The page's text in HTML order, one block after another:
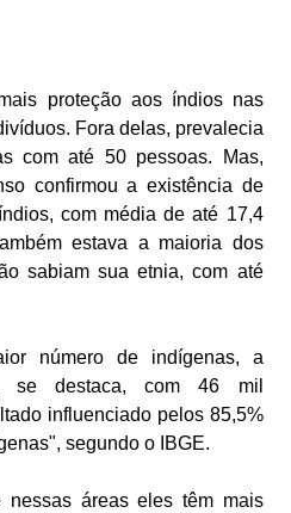
proteção aos índios nas
Fora delas, prevalecia
com até 50 pessoas. Mas,
confirmou a existência de
com média de até 17,4
estava a maioria dos
sabiam sua etnia, com até
número de indígenas, a
se destaca, com 46 mil
influenciado pelos 85,5%
segundo o IBGE.
nessas áreas eles têm mais